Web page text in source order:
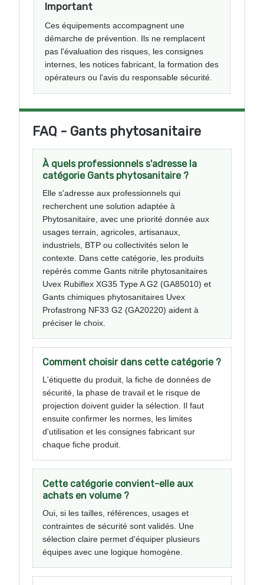
Important
Ces équipements accompagnent une
démarche de prévention. Ils ne remplacent
pas l'évaluation des risques, les consignes
internes, les notices fabricant, la formation des
opérateurs ou l'avis du responsable sécurité.
FAQ - Gants phytosanitaire
À quels professionnels s'adresse la
catégorie Gants phytosanitaire ?
Elle s'adresse aux professionnels qui
recherchent une solution adaptée à
Phytosanitaire, avec une priorité donnée aux
usages terrain, agricoles, artisanaux,
industriels, BTP ou collectivités selon le
contexte. Dans cette catégorie, les produits
repérés comme Gants nitrile phytosanitaires
Uvex Rubiflex XG35 Type A G2 (GA85010) et
Gants chimiques phytosanitaires Uvex
Profastrong NF33 G2 (GA20220) aident à
préciser le choix.
Comment choisir dans cette catégorie ?
L'étiquette du produit, la fiche de données de
sécurité, la phase de travail et le risque de
projection doivent guider la sélection. Il faut
ensuite confirmer les normes, les limites
d'utilisation et les consignes fabricant sur
chaque fiche produit.
Cette catégorie convient-elle aux
achats en volume ?
Oui, si les tailles, références, usages et
contraintes de sécurité sont validés. Une
sélection claire permet d'équiper plusieurs
équipes avec une logique homogène.